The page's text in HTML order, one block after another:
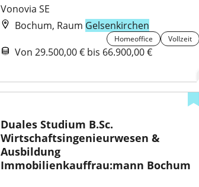
Vonovia SE
Bochum, Raum Gelsenkirchen
Homeoffice Vollzeit
Von 29.500,00 € bis 66.900,00 €
Duales Studium B.Sc.
Wirtschaftsingenieurwesen &
Ausbildung
Immobilienkauffrau:mann Bochum